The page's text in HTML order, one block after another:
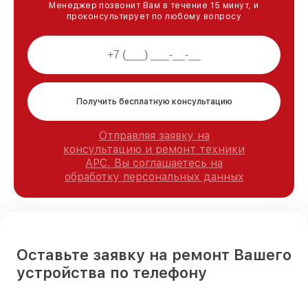
Менеджер позвонит Вам в течение 15 минут, и
проконсультирует по любому вопросу
Получить бесплатную консультацию
Отправляя заявку на
консультацию и ремонт техники
APC, Вы соглашаетесь на
обработку персональных данных
Оставьте заявку на ремонт Вашего
устройства по телефону